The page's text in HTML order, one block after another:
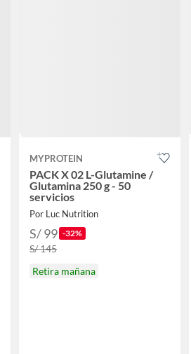
MYPROTEIN
PACK X 02 L-Glutamine /
Glutamina 250 g - 50
servicios
Por Luc Nutrition
S/ 99 -32%
S/ 145
Retira mañana